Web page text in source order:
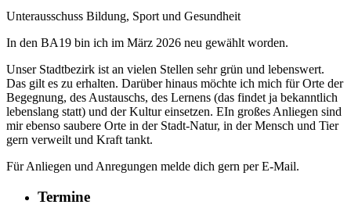
Unterausschuss Bildung, Sport und Gesundheit
In den BA19 bin ich im März 2026 neu gewählt worden.
Unser Stadtbezirk ist an vielen Stellen sehr grün und lebenswert.
Das gilt es zu erhalten. Darüber hinaus möchte ich mich für Orte der
Begegnung, des Austauschs, des Lernens (das findet ja bekanntlich
lebenslang statt) und der Kultur einsetzen. EIn großes Anliegen sind
mir ebenso saubere Orte in der Stadt-Natur, in der Mensch und Tier
gern verweilt und Kraft tankt.
Für Anliegen und Anregungen melde dich gern per E-Mail.
Termine